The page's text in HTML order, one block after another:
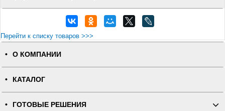
Перейти к списку товаров >>>
О КОМПАНИИ
КАТАЛОГ
ГОТОВЫЕ РЕШЕНИЯ